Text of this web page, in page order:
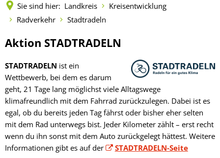
Leistungen
Mitarbeitende
Formulare (pdf)
Öffnungszeiten
Stellenangebote/Ausbildung
Verwaltungswirt/in
Vergaben
Kreisseniorenbeirat
Ehrenrat
Wahlen
Landtagswahl 2026
Bundestagswahl 2025
Europawahl 2024
Landratswahl 2024
Kommunalwahl 2024
Kreisrecht
Landrat
Mobilität
Radverkehr
Musikschule des Landkreises
Lehrkräfte
Anmeldung
Aktuelles/
Über uns
Gleichstellung
Projekt
Seniorinnen und Senioren
Ehrenamtliche Vormundschaft
Wirtschaftsstandort
Infrastruktur
Fördermittelberatung
Aus- und
Gigabitausbau im
Tourismus
Eifel
Mosel
Hunsrück
Sie sind hier: Landkreis
Kreisentwicklung
Radverkehr
Stadtradeln
Stadtradeln
Aktion STADTRADELN
STADTRADELN ist ein
Wettbewerb, bei dem es darum
geht, 21 Tage lang möglichst viele Alltagswege
klimafreundlich mit dem Fahrrad zurückzulegen. Dabei ist es
egal, ob du bereits jeden Tag fährst oder bisher eher selten
mit dem Rad unterwegs bist. Jeder Kilometer zählt – erst recht
wenn du ihn sonst mit dem Auto zurückgelegt hättest. Weitere
Informationen gibt es auf der
STADTRADELN-Seite